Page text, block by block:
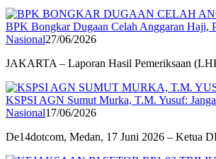
BPK Bongkar Dugaan Celah Anggaran Haji,
Nasional27/06/2026
JAKARTA – Laporan Hasil Pemeriksaan
KSPSI AGN Sumut Murka, T.M. Yusuf:
Nasional17/06/2026
De14dotcom, Medan, 17 Juni 2026 – Ketua